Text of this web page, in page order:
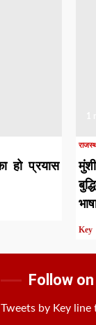
हो प्रयास
Key
Follow
Tweets by Key line